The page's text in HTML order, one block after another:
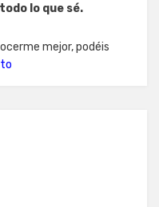
todo lo que sé.
mejor, podéis